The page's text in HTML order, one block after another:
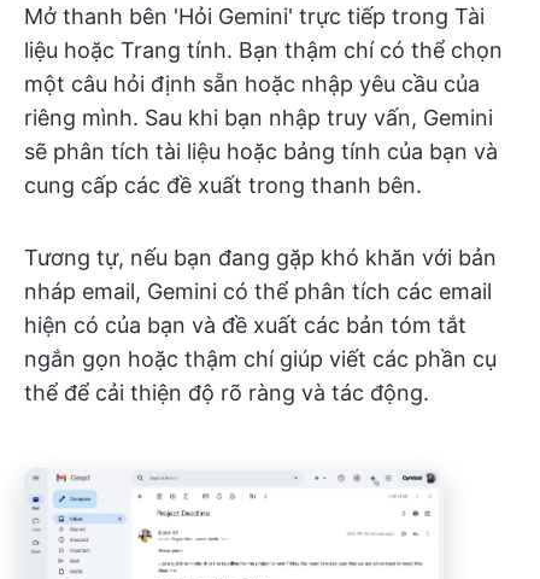
Mở thanh bên 'Hỏi Gemini' trực tiếp trong Tài
liệu hoặc Trang tính. Bạn thậm chí có thể chọn
một câu hỏi định sẵn hoặc nhập yêu cầu của
riêng mình. Sau khi bạn nhập truy vấn, Gemini
sẽ phân tích tài liệu hoặc bảng tính của bạn và
cung cấp các đề xuất trong thanh bên.
Tương tự, nếu bạn đang gặp khó khăn với bản
nháp email, Gemini có thể phân tích các email
hiện có của bạn và đề xuất các bản tóm tắt
ngắn gọn hoặc thậm chí giúp viết các phần cụ
thể để cải thiện độ rõ ràng và tác động.